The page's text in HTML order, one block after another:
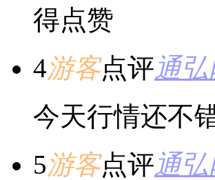
得点赞
4游客点评通
今天行情还不
5游客点评通